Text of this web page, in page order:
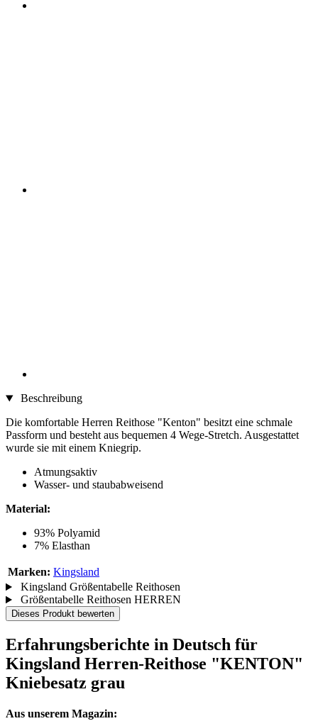
Beschreibung
Die komfortable Herren Reithose "Kenton" besitzt eine schmale
Passform und besteht aus bequemen 4 Wege-Stretch. Ausgestattet
wurde sie mit einem Kniegrip.
Atmungsaktiv
Wasser- und staubabweisend
Material:
93% Polyamid
7% Elasthan
Marken: Kingsland
Kingsland Größentabelle Reithosen
Größentabelle Reithosen HERREN
Dieses Produkt bewerten
Erfahrungsberichte in Deutsch für
Kingsland Herren-Reithose "KENTON"
Kniebesatz grau
Aus unserem Magazin: